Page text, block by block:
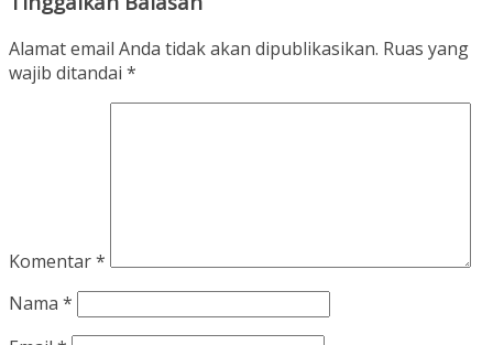
Alamat email Anda tidak akan dipublikasikan. Ruas yang
wajib ditandai *
Komentar*
Nama *